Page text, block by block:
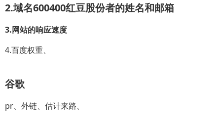
2.域名600400红豆股份者的姓名和邮箱
3.网站的响应速度
4.百度权重、
谷歌
pr、外链、估计来路、